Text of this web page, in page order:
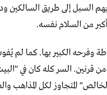
السبل إلى طريق السالكين
من السلام نفسه.
وفرحه الكبير بها. كما لم
من قرنين. السر كله كان في
المتجاوز لكل المذاهب